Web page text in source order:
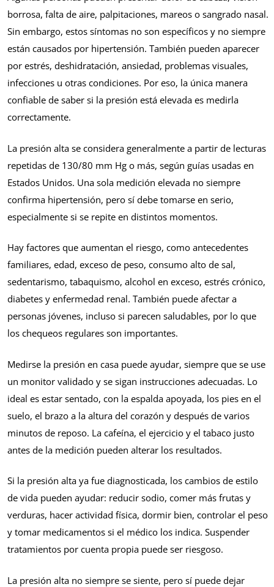
borrosa, falta de aire, palpitaciones, mareos o sangrado nasal.
Sin embargo, estos síntomas no son específicos y no siempre
están causados por hipertensión. También pueden aparecer
por estrés, deshidratación, ansiedad, problemas visuales,
infecciones u otras condiciones. Por eso, la única manera
confiable de saber si la presión está elevada es medirla
correctamente.
La presión alta se considera generalmente a partir de lecturas
repetidas de 130/80 mm Hg o más, según guías usadas en
Estados Unidos. Una sola medición elevada no siempre
confirma hipertensión, pero sí debe tomarse en serio,
especialmente si se repite en distintos momentos.
Hay factores que aumentan el riesgo, como antecedentes
familiares, edad, exceso de peso, consumo alto de sal,
sedentarismo, tabaquismo, alcohol en exceso, estrés crónico,
diabetes y enfermedad renal. También puede afectar a
personas jóvenes, incluso si parecen saludables, por lo que
los chequeos regulares son importantes.
Medirse la presión en casa puede ayudar, siempre que se use
un monitor validado y se sigan instrucciones adecuadas. Lo
ideal es estar sentado, con la espalda apoyada, los pies en el
suelo, el brazo a la altura del corazón y después de varios
minutos de reposo. La cafeína, el ejercicio y el tabaco justo
antes de la medición pueden alterar los resultados.
Si la presión alta ya fue diagnosticada, los cambios de estilo
de vida pueden ayudar: reducir sodio, comer más frutas y
verduras, hacer actividad física, dormir bien, controlar el peso
y tomar medicamentos si el médico los indica. Suspender
tratamientos por cuenta propia puede ser riesgoso.
La presión alta no siempre se siente, pero sí puede dejar